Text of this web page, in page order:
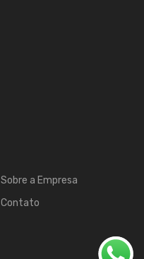
Sobre a Empresa
Contato